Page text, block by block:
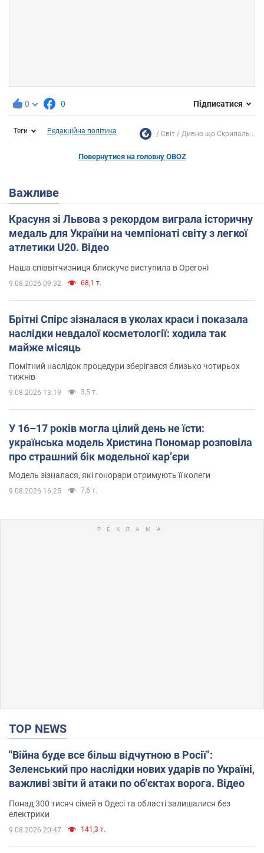
0 0 Підписатися
Теги Редакційна політика Світ Дивно що Скрипаль...
Повернутися на головну OBOZ
Важливе
Красуня зі Львова з рекордом виграла історичну
медаль для України на чемпіонаті світу з легкої
атлетики U20. Відео
Наша співвітчизниця блискуче виступила в Орегоні
9.08.2026 09:32 68,1 т.
Брітні Спірс зізналася в уколах краси і показала
наслідки невдалої косметології: ходила так
майже місяць
Помітний наслідок процедури зберігався близько чотирьох
тижнів
9.08.2026 13:19 3,5 т.
У 16–17 років могла цілий день не їсти:
українська модель Христина Пономар розповіла
про страшний бік модельної кар’єри
Модель зізналася, які гонорари отримують її колеги
9.08.2026 16:25 7,6 т.
TOP NEWS
"Війна буде все більш відчутною в Росії":
Зеленський про наслідки нових ударів по Україні,
важливі звіти й атаки по об'єктах ворога. Відео
Понад 300 тисяч сімей в Одесі та області залишалися без
електрики
9.08.2026 20:47 141,3 т.